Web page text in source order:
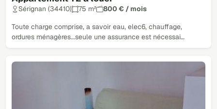
Sérignan (34410) 75 m² 800 € / mois
Toute charge comprise, a savoir eau, elec6, chauffage,
ordures ménagères...seule une assurance est nécessai…